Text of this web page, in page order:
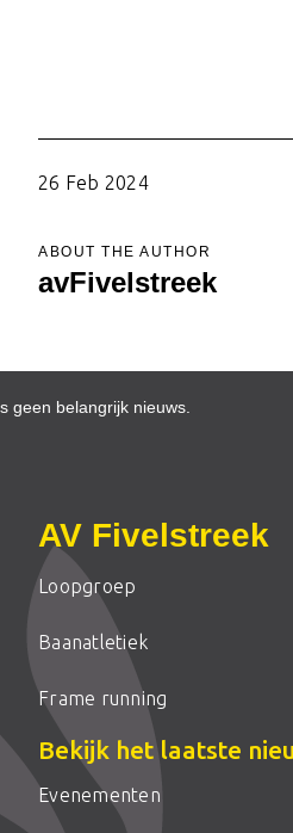
26 Feb 2024
ABOUT THE AUTHOR
avFivelstreek
geen belangrijk nieuws.
AV Fivelstreek
Loopgroep
Baanatletiek
Frame running
Bekijk het laatste
Evenementen